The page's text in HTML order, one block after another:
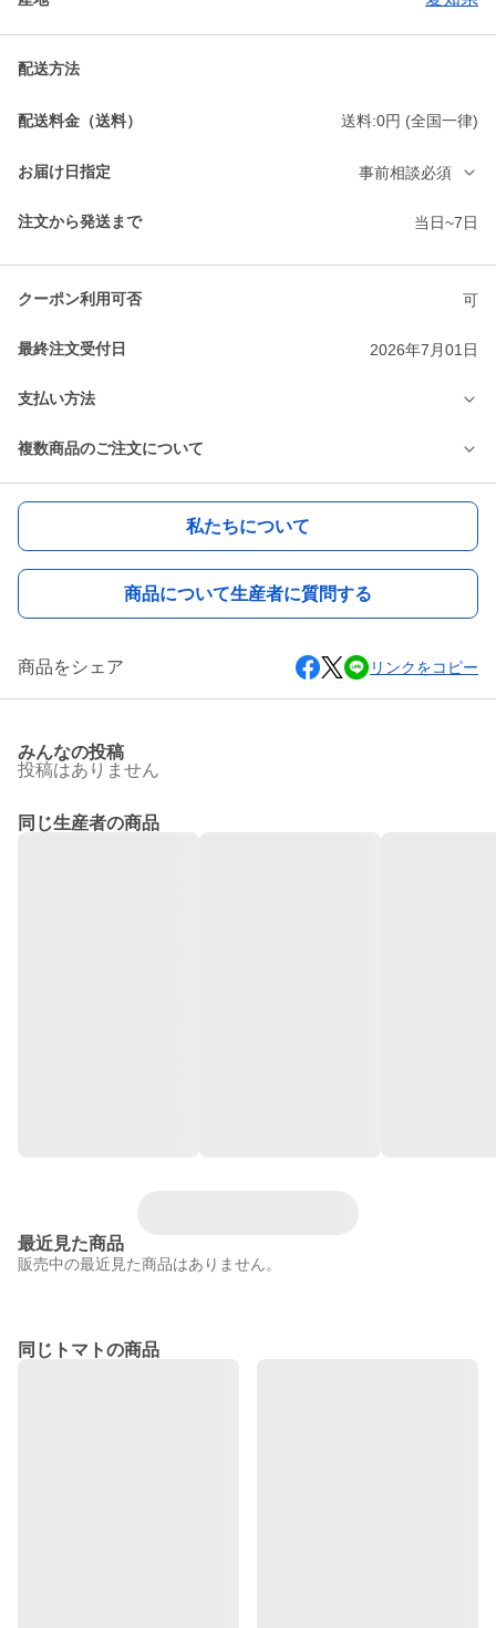
配送方法
配送料金（送料） 送料:0円 (全国一律)
お届け日指定 事前相談必須
注文から発送まで 当日~7日
クーポン利用可否 可
最終注文受付日 2026年7月01日
支払い方法
複数商品のご注文について
私たちについて
商品について生産者に質問する
商品をシェア リンクをコピー
みんなの投稿
投稿はありません
同じ生産者の商品
最近見た商品
販売中の最近見た商品はありません。
同じトマトの商品